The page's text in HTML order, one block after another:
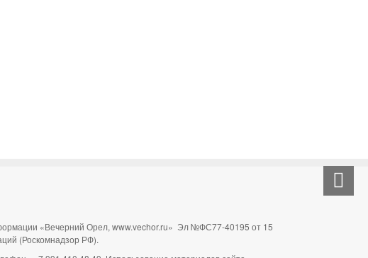
«Вечерний Орел, www.vechor.ru» Эл №ФС77-40195 от 15
(Роскомнадзор РФ).